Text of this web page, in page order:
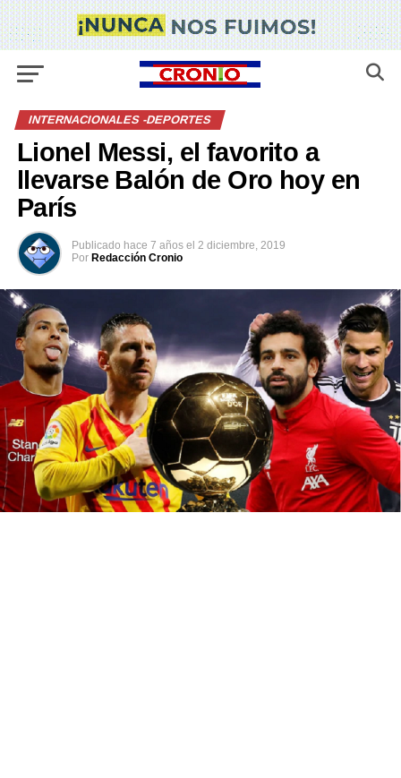
INTERNACIONALES -DEPORTES
Lionel Messi, el favorito a
llevarse Balón de Oro hoy en
París
Publicado hace 7 años el 2 diciembre, 2019
Por Redacción Cronio